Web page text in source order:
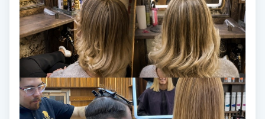
Fettreducering
Fibromassage
Fillers
Fotmassage